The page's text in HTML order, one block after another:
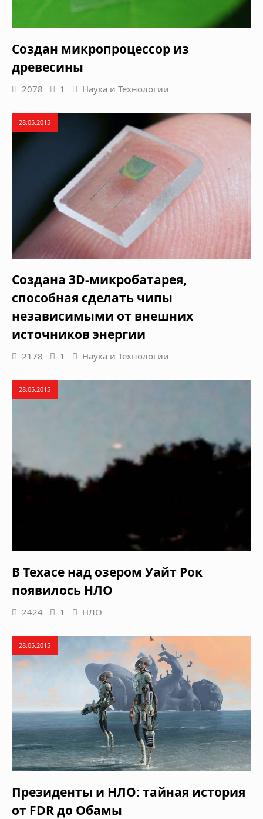
Cоздан микропроцессор из
древесины
2078 1 Наука и Технологии
28.05.2015
Cоздана 3D-микробатарея,
способная сделать чипы
независимыми от внешних
источников энергии
2178 1 Наука и Технологии
28.05.2015
В Техасе над озером Уайт Рок
появилось НЛО
2424 1 НЛО
28.05.2015
Президенты и НЛО: тайная история
от FDR до Обамы